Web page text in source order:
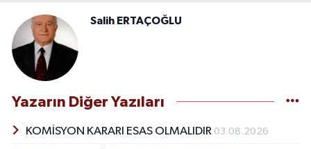
Salih ERTAÇOĞLU
Yazarın Diğer Yazıları
KOMİSYON KARARI ESAS OLMALIDIR 03.08.2026